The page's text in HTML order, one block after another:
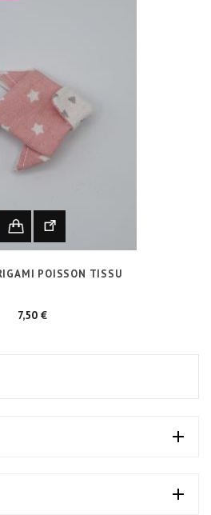
POISSON TISSU
7,50 €Prix

